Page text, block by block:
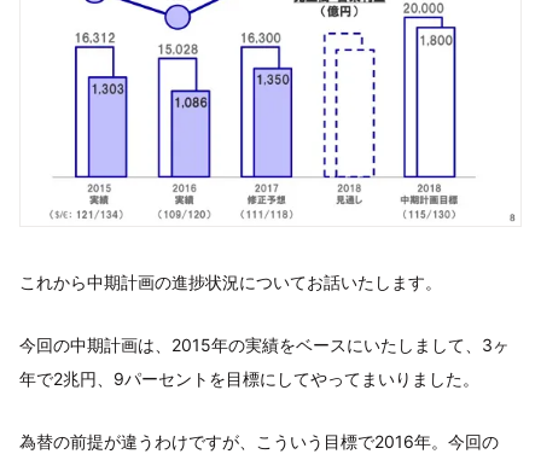
これから中期計画の進捗状況についてお話いたします。
今回の中期計画は、2015年の実績をベースにいたしまして、3ヶ
年で2兆円、9パーセントを目標にしてやってまいりました。
為替の前提が違うわけですが、こういう目標で2016年。今回の